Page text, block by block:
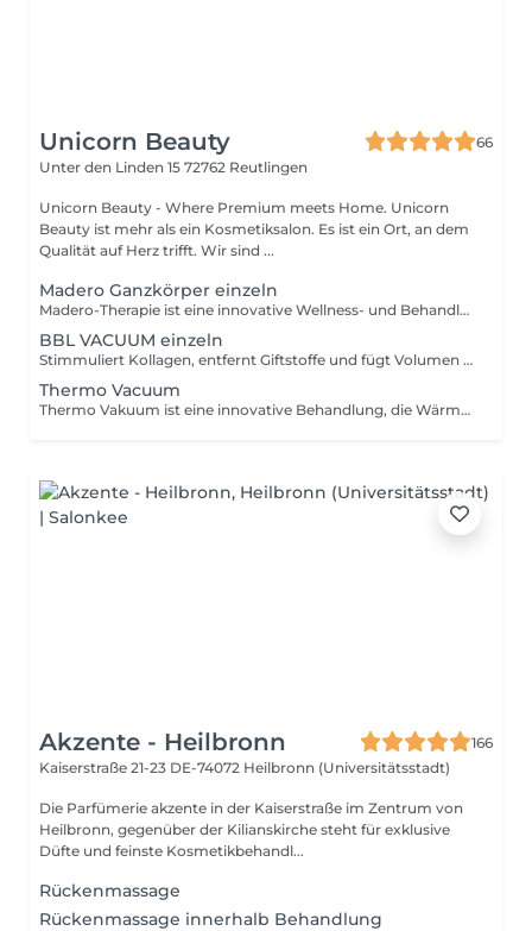
Unicorn Beauty
66
Unter den Linden 15 72762 Reutlingen
Unicorn Beauty - Where Premium meets Home. Unicorn
Beauty ist mehr als ein Kosmetiksalon. Es ist ein Ort, an dem
Qualität auf Herz trifft. Wir sind ...
Madero Ganzkörper einzeln
Madero-Therapie ist eine innovative Wellness- und Behandlungsmethode, bei der speziell geformte Holzinstrumente sanft über den Körper geführt werden. Sie stimuliert die Durchblutung, regt den Lymphfluss an und fördert die Straffung sowie Entspannung von Haut und Gewebe.Für ein spürbar glatteres, vitales und harmonisches Erscheinungsbild. Reine Behandlungsdauer 40-45 min
BBL VACUUM einzeln
Stimmuliert Kollagen, entfernt Giftstoffe und fügt Volumen zu Hüfte und Po hinzu, indem Fett übertragen wird. Hebt, strafft und vergrößert die Gesäßmuskulatur.
Thermo Vacuum
Thermo Vakuum ist eine innovative Behandlung, die Wärme und sanften Unterdruck kombiniert, um Durchblutung und Lymphfluss gezielt zu fördern. Sie unterstützt die Straffung von Haut und Gewebe, regt den Stoffwechsel an und hilft bei der Reduzierung von Cellulite. Für ein sichtbar glatteres, vitales und harmonisches Erscheinungsbild.
Akzente - Heilbronn
166
Kaiserstraße 21-23 DE-74072 Heilbronn (Universitätsstadt)
Die Parfümerie akzente in der Kaiserstraße im Zentrum von
Heilbronn, gegenüber der Kilianskirche steht für exklusive
Düfte und feinste Kosmetikbehandl...
Rückenmassage
Rückenmassage innerhalb Behandlung